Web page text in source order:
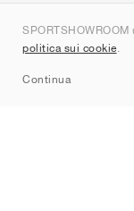
politica sui cookie.
Continua
Contatti
Sitemap